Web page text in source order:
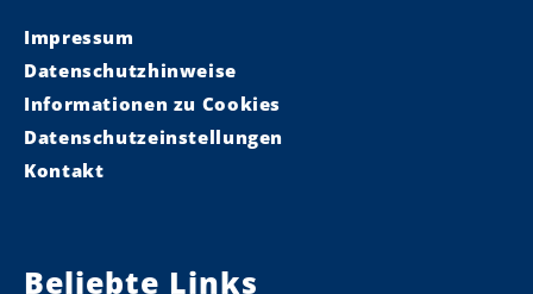
Impressum
Datenschutzhinweise
Informationen zu Cookies
Datenschutzeinstellungen
Kontakt
Beliebte Links